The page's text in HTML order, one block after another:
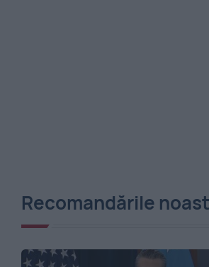
Recomandările